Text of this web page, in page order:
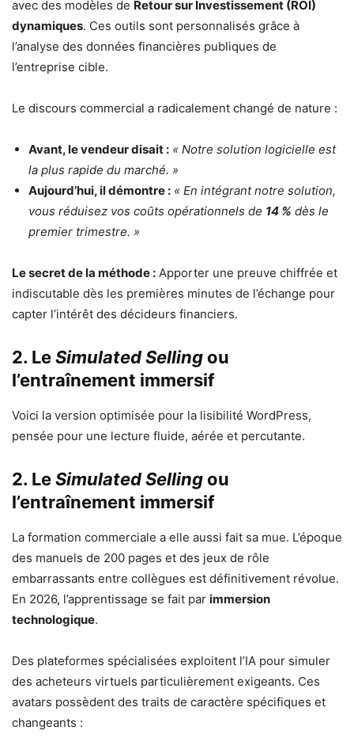
avec des modèles de Retour sur Investissement (ROI)
dynamiques. Ces outils sont personnalisés grâce à
l’analyse des données financières publiques de
l’entreprise cible.
Le discours commercial a radicalement changé de nature :
Avant, le vendeur disait : « Notre solution logicielle est
la plus rapide du marché. »
Aujourd’hui, il démontre : « En intégrant notre solution,
vous réduisez vos coûts opérationnels de 14 % dès le
premier trimestre. »
Le secret de la méthode : Apporter une preuve chiffrée et
indiscutable dès les premières minutes de l’échange pour
capter l’intérêt des décideurs financiers.
2. LeSimulated Selling ou
l’entraînement immersif
Voici la version optimisée pour la lisibilité WordPress,
pensée pour une lecture fluide, aérée et percutante.
2. LeSimulated Selling ou
l’entraînement immersif
La formation commerciale a elle aussi fait sa mue. L’époque
des manuels de 200 pages et des jeux de rôle
embarrassants entre collègues est définitivement révolue.
En 2026, l’apprentissage se fait par immersion
technologique.
Des plateformes spécialisées exploitent l’IA pour simuler
des acheteurs virtuels particulièrement exigeants. Ces
avatars possèdent des traits de caractère spécifiques et
changeants :